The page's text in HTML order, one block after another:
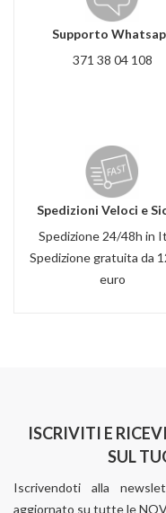
Supporto
371 38 04 108
Spedizioni Veloci e
Spedizione 24/48h in
Spedizione gratuita da
euro
ISCRIVITI E
SUL
Iscrivendoti alla
aggiornato su tutte le